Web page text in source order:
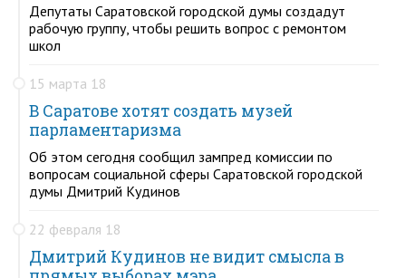
Депутаты Саратовской городской думы создадут
рабочую группу, чтобы решить вопрос с ремонтом
школ
15 марта 18
В Саратове хотят создать музей
парламентаризма
Об этом сегодня сообщил зампред комиссии по
вопросам социальной сферы Саратовской городской
думы Дмитрий Кудинов
22 февраля 18
Дмитрий Кудинов не видит смысла в